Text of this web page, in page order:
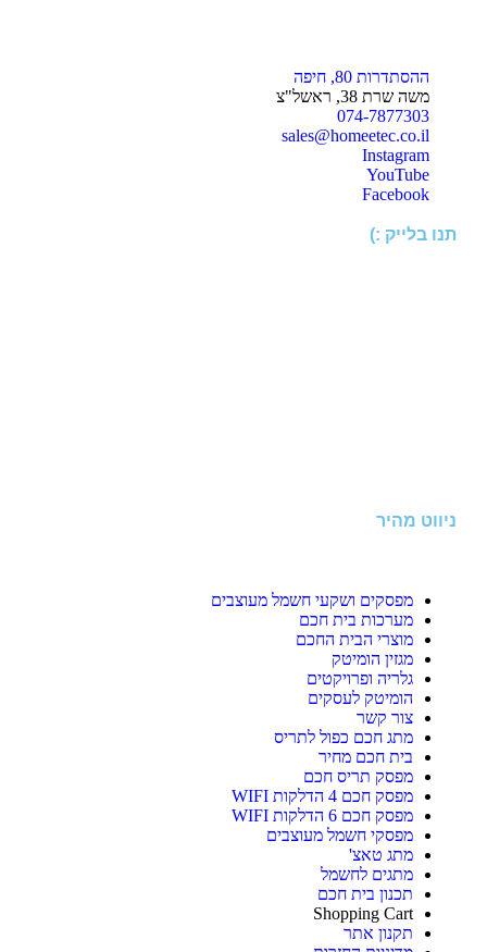
ההסתדרות 80, חיפה
משה שרת 38, ראשל"צ
074-7877303
sales@homeetec.co.il
Instagram
YouTube
Facebook
תנו בלייק :)
ניווט מהיר
מפסקים ושקעי חשמל מעוצבים
מערכות בית חכם
מוצרי הבית החכם
מגזין הומיטק
גלריה ופרויקטים
הומיטק לעסקים
צור קשר
מתג חכם כפול לתריס
בית חכם מחיר
מפסק תריס חכם
מפסק חכם 4 הדלקות WIFI
מפסק חכם 6 הדלקות WIFI
מפסקי חשמל מעוצבים
מתג טאצ'
מתגים לחשמל
תכנון בית חכם
Shopping Cart
תקנון אתר